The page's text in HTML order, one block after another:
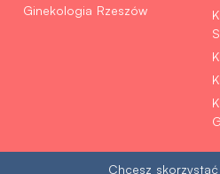
Ginekologia Rzeszów
Chcesz